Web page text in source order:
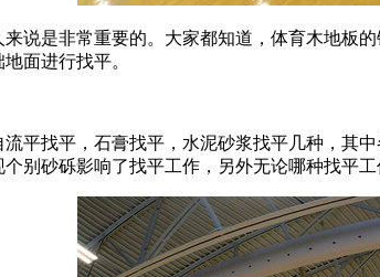
是非常重要的。大家都知道，体育木地板的
面进行找平。
找平，石膏找平，水泥砂浆找平几种，其中
别砂砾影响了找平工作，另外无论哪种找平